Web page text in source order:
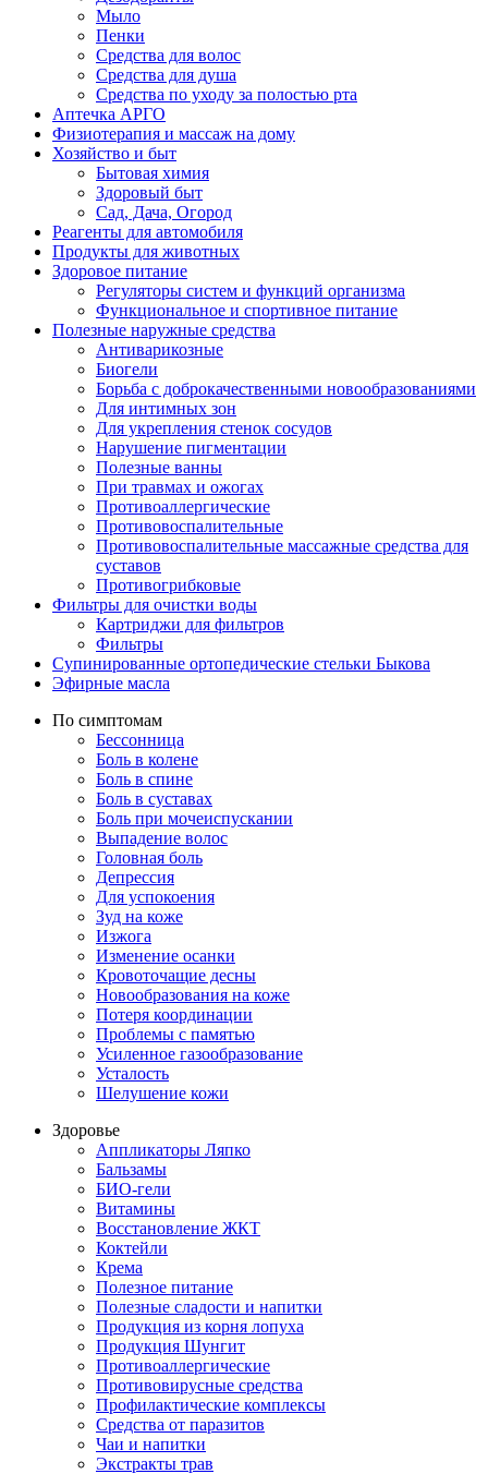
Мыло
Пенки
Средства для волос
Средства для душа
Средства по уходу за полостью рта
Аптечка АРГО
Физиотерапия и массаж на дому
Хозяйство и быт
Бытовая химия
Здоровый быт
Сад, Дача, Огород
Реагенты для автомобиля
Продукты для животных
Здоровое питание
Регуляторы систем и функций организма
Функциональное и спортивное питание
Полезные наружные средства
Антиварикозные
Биогели
Борьба с доброкачественными новообразованиями
Для интимных зон
Для укрепления стенок сосудов
Нарушение пигментации
Полезные ванны
При травмах и ожогах
Противоаллергические
Противовоспалительные
Противовоспалительные массажные средства для
суставов
Противогрибковые
Фильтры для очистки воды
Картриджи для фильтров
Фильтры
Супинированные ортопедические стельки Быкова
Эфирные масла
По симптомам
Бессонница
Боль в колене
Боль в спине
Боль в суставах
Боль при мочеиспускании
Выпадение волос
Головная боль
Депрессия
Для успокоения
Зуд на коже
Изжога
Изменение осанки
Кровоточащие десны
Новообразования на коже
Потеря координации
Проблемы с памятью
Усиленное газообразование
Усталость
Шелушение кожи
Здоровье
Аппликаторы Ляпко
Бальзамы
БИО-гели
Витамины
Восстановление ЖКТ
Коктейли
Крема
Полезное питание
Полезные сладости и напитки
Продукция из корня лопуха
Продукция Шунгит
Противоаллергические
Противовирусные средства
Профилактические комплексы
Средства от паразитов
Чаи и напитки
Экстракты трав